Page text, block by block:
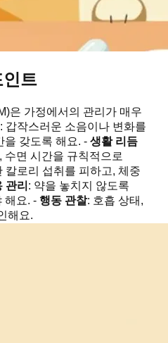
트
은 가정에서의 관리가 매우
: 갑작스러운 소음이나 변화를
을 갖도록 해요. - 생활 리듬
수면 시간을 규칙적으로
칼로리 섭취를 피하고, 체중
관리 : 약을 놓치지 않도록
해요. - 행동 관찰: 호흡 상태,
해요.